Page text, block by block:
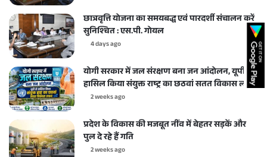
छात्रवृत्ति योजना का समयबद्ध एवं पारदर्शी संचालन करें
सुनिश्चित : एस.पी. गोयल
4 days ago
योगी सरकार में जल संरक्षण बना जन आंदोलन, यूपी ने
हासिल किया संयुक्त राष्ट्र का छठवां सतत विकास लक्ष्य
2 weeks ago
प्रदेश के विकास की मजबूत नींव में बेहतर सड़कें और
पुल दे रहे हैं गति
2 weeks ago